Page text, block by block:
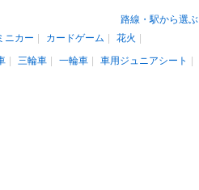
路線・駅から選ぶ
ニカー カードゲーム
花火
三輪車 一輪車
車用ジュニアシート